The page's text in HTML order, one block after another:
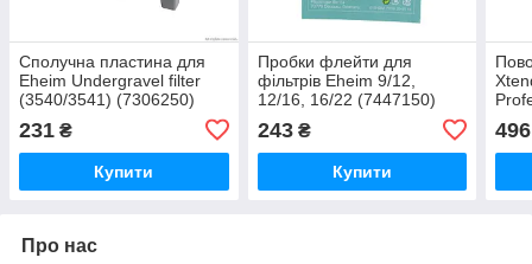
Сполучна пластина для
Eheim Undergravel filter
(3540/3541) (7306250)
231 ₴
Купити
Пробки флейти для
фільтрів Eheim 9/12,
12/16, 16/22 (7447150)
243₴
Купити
496
Про нас